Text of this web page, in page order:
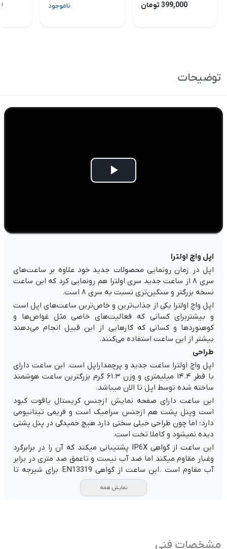
399,000 تومان ناموجود
توضیحات
Play
اپل واچ اولترا
اپل در زمان رونمایی محصولات جدید خود علاوه بر ساعت‌های
سری ۸ از ساعت جدید سری اولترا هم رونمایی کرد که این ساعت
نسخه بزرگتر و سنگین‌تری نسبت به سری ۸ است.
اپل واچ اولترا یکی از جذاب‌ترین و خاص‌ترین ساعت‌های اپل است
و بیشتربرای کسانی که فعالیت‌های خاصی مثل غواص‌ها و
کوهنورد‌ها و کسانی که کار‌هایی از این قبیل انجام می‌دهند
بیشتر از این ساعت استفاده می‌کنند.
طراحی
اپل واچ اولترا ساعت جدید و پرچمداراپل است. این ساعت دارای
با قطر ۱۴.۴ میلیمتری و وزن ۶۱.۳ گرم بزرگترین ساعت هوشمند
ساخته شده توسط اپل تا الان میباشد.
این ساعت دارای صفحه نمایش ازجنس کریستال یاقوت کبود
است وپنل پشت هم ازجنس سرامیک است و فریمی تیتانیومی
دارد؛ اما چون طراحی خیلی سختی دارد هیچ خمیدگی در پنل پشتی
دیده نمیشود و کاملا تخت است.
این ساعت از گواهی IP6X پشتیبانی میکند که آن را در برابرگرد
وغبار مقاوم میکند اما ضد آب نیست و تاعمق صد متری در برابر
آب مقاوم است .این ساعت از گواهی EN13319 برای شیرجه تا
تصاویری بسیار جذاب و با جزئیات کامل نمایش می‌دهد.
نمایش همه
مشخصات فنی